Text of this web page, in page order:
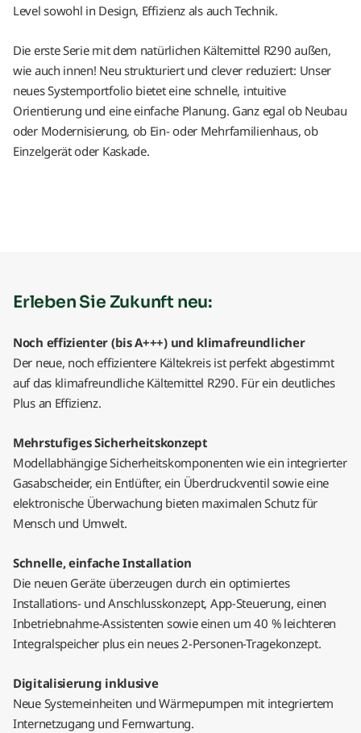
Level sowohl in Design, Effizienz als auch Technik.
Die erste Serie mit dem natürlichen Kältemittel R290 außen,
wie auch innen! Neu strukturiert und clever reduziert: Unser
neues Systemportfolio bietet eine schnelle, intuitive
Orientierung und eine einfache Planung. Ganz egal ob Neubau
oder Modernisierung, ob Ein- oder Mehrfamilienhaus, ob
Einzelgerät oder Kaskade.
Erleben Sie Zukunft neu:
Noch effizienter (bis A+++) und klimafreundlicher
Der neue, noch effizientere Kältekreis ist perfekt abgestimmt
auf das klimafreundliche Kältemittel R290. Für ein deutliches
Plus an Effizienz.
Mehrstufiges Sicherheitskonzept
Modellabhängige Sicherheitskomponenten wie ein integrierter
Gasabscheider, ein Entlüfter, ein Überdruckventil sowie eine
elektronische Überwachung bieten maximalen Schutz für
Mensch und Umwelt.
Schnelle, einfache Installation
Die neuen Geräte überzeugen durch ein optimiertes
Installations- und Anschlusskonzept, App-Steuerung, einen
Inbetriebnahme-Assistenten sowie einen um 40 % leichteren
Integralspeicher plus ein neues 2-Personen-Tragekonzept.
Digitalisierung inklusive
Neue Systemeinheiten und Wärmepumpen mit integriertem
Internetzugang und Fernwartung.